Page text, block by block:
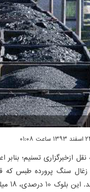
نقل ازخبرگزاری تسنیم؛ بنابر
سنگ پرورده طبس که